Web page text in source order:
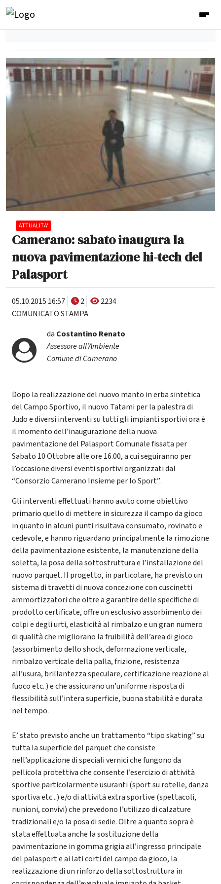
ATTUALITA'
Camerano: sabato inaugura la
nuova pavimentazione hi-tech del
Palasport
05.10.2015 16:57 2
2234
COMUNICATO STAMPA
da Costantino Renato
Assessore all'Ambiente
Comune di Camerano
Dopo la realizzazione del nuovo manto in erba sintetica
del Campo Sportivo, il nuovo Tatami per la palestra di
Judo e diversi interventi su tutti gli impianti sportivi ora è
il momento dell’inaugurazione della nuova
pavimentazione del Palasport Comunale fissata per
Sabato 10 Ottobre alle ore 16.00, a cui seguiranno per
l’occasione diversi eventi sportivi organizzati dal
“Consorzio Camerano Insieme per lo Sport”.
Gli interventi effettuati hanno avuto come obiettivo
primario quello di mettere in sicurezza il campo da gioco
in quanto in alcuni punti risultava consumato, rovinato e
cedevole, e hanno riguardano principalmente la rimozione
della pavimentazione esistente, la manutenzione della
soletta, la posa della sottostruttura e l’installazione del
nuovo parquet. Il progetto, in particolare, ha previsto un
sistema di travetti di nuova concezione con cuscinetti
ammortizzatori che oltre a garantire delle specifiche di
prodotto certificate, offre un esclusivo assorbimento dei
colpi e degli urti, elasticità al rimbalzo e un gran numero
di qualità che migliorano la fruibilità dell’area di gioco
(assorbimento dello shock, deformazione verticale,
rimbalzo verticale della palla, frizione, resistenza
all’usura, brillantezza speculare, certificazione reazione al
fuoco etc..) e che assicurano un’uniforme risposta di
flessibilità sull’intera superficie, buona stabilità e durata
nel tempo.
E’ stato previsto anche un trattamento “tipo skating” su
tutta la superficie del parquet che consiste
nell’applicazione di speciali vernici che fungono da
pellicola protettiva che consente l’esercizio di attività
sportive particolarmente usuranti (sport su rotelle, danza
sportiva etc...) e/o di attività extra sportive (spettacoli,
riunioni, convivi) che prevedono l’utilizzo di calzature
tradizionali e/o la posa di sedie. Oltre a quanto sopra è
stata effettuata anche la sostituzione della
pavimentazione in gomma grigia all’ingresso principale
del palasport e ai lati corti del campo da gioco, la
realizzazione di un rinforzo della sottostruttura in